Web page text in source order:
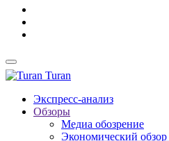
Turan
Экспресс-анализ
Обзоры
Медиа обозрение
Экономический обзор